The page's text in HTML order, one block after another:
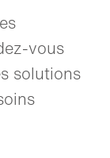
vous
solutions